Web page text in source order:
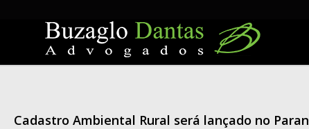
Cadastro Ambiental Rural será lançado no